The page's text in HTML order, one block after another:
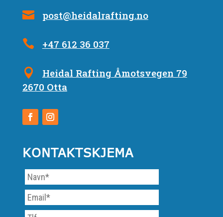
post@heidalrafting.no
+47 612 36 037
Heidal Rafting Åmotsvegen 79
2670 Otta
KONTAKTSKJEMA